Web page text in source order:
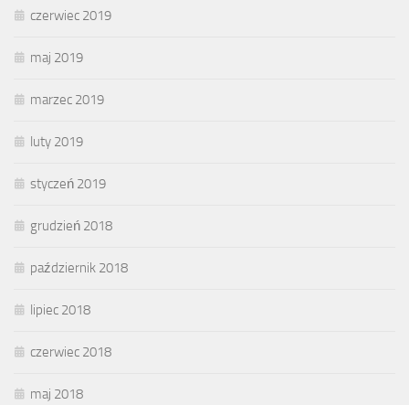
czerwiec 2019
maj 2019
marzec 2019
luty 2019
styczeń 2019
grudzień 2018
październik 2018
lipiec 2018
czerwiec 2018
maj 2018